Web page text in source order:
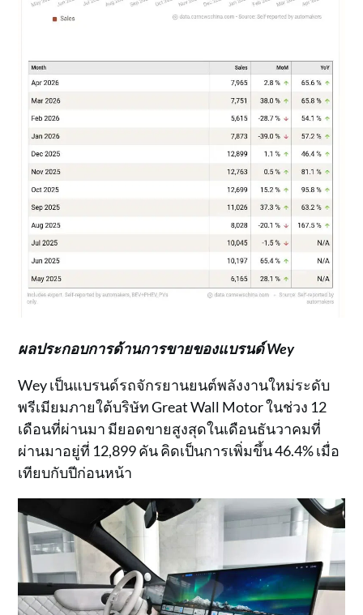
ผลประกอบการด้านการขายของแบรนด์ Wey
Wey เป็นแบรนด์รถจักรยานยนต์พลังงานใหม่ระดับ
พรีเมียมภายใต้บริษัท Great Wall Motor ในช่วง 12
เดือนที่ผ่านมา มียอดขายสูงสุดในเดือนธันวาคมที่
ผ่านมาอยู่ที่ 12,899 คัน คิดเป็นการเพิ่มขึ้น 46.4% เมื่อ
เทียบกับปีก่อนหน้า